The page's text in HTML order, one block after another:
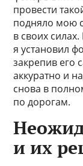
провести
подняло мою
в своих
я установил
закрепив его
аккуратно и
снова в
по дорогам.
и их